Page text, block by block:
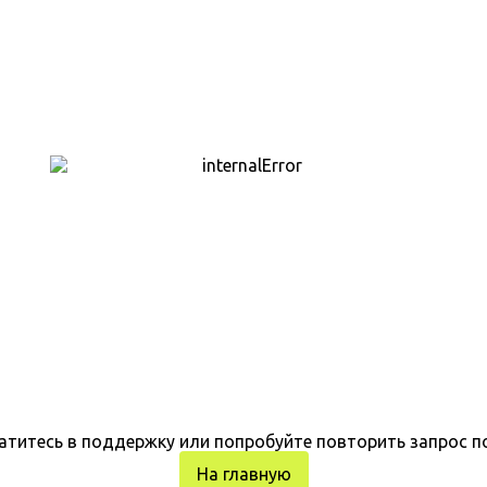
в поддержку или попробуйте повторить запрос
На главную